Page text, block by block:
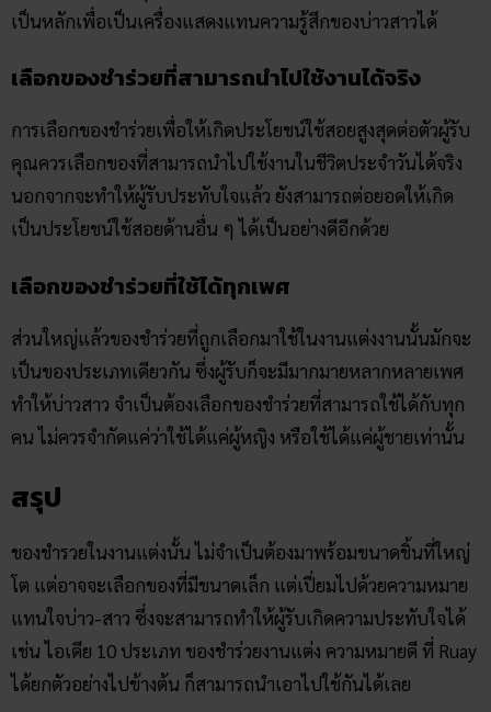
เลือกของชำร่วยที่สามารถนำไปใช้งานได้จริง
การเลือกของชำร่วยเพื่อให้เกิดประโยชน์ใช้สอยสูงสุดต่อตัวผู้รับ
คุณควรเลือกของที่สามารถนำไปใช้งานในชีวิตประจำวันได้จริง
นอกจากจะทำให้ผู้รับประทับใจแล้ว ยังสามารถต่อยอดให้เกิด
เป็นประโยชน์ใช้สอยด้านอื่น ๆ ได้เป็นอย่างดีอีกด้วย
เลือกของชำร่วยที่ใช้ได้ทุกเพศ
ส่วนใหญ่แล้วของชำร่วยที่ถูกเลือกมาใช้ในงานแต่งงานนั้นมักจะ
เป็นของประเภทเดียวกัน ซึ่งผู้รับก็จะมีมากมายหลากหลายเพศ
ทำให้บ่าวสาว จำเป็นต้องเลือกของชำร่วยที่สามารถใช้ได้กับทุก
คน ไม่ควรจำกัดแค่ว่าใช้ได้แค่ผู้หญิง หรือใช้ได้แค่ผู้ชายเท่านั้น
สรุป
ของชำรวยในงานแต่งนั้น ไม่จำเป็นต้องมาพร้อมขนาดชิ้นที่ใหญ่
โต แต่อาจจะเลือกของที่มีขนาดเล็ก แต่เปี่ยมไปด้วยความหมาย
แทนใจบ่าว-สาว ซึ่งจะสามารถทำให้ผู้รับเกิดความประทับใจได้
เช่น ไอเดีย 10 ประเภท ของชำร่วยงานแต่ง ความหมายดี​ ที่ Ruay
ได้ยกตัวอย่างไปข้างต้น ก็สามารถนำเอาไปใช้กันได้เลย